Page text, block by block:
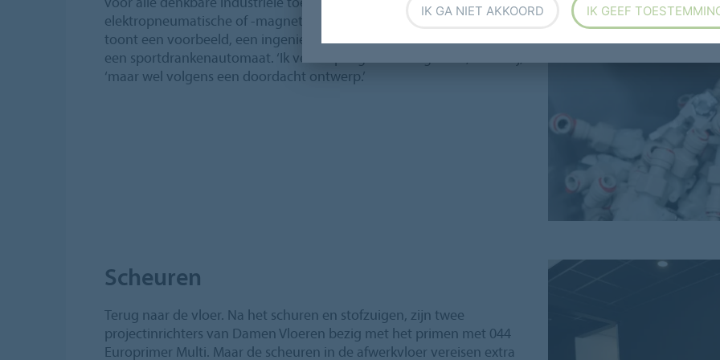
elektropneumatische of -magnetische ventielen in installaties. Klaas
toont een voorbeeld, een ingenieus verdeel- en mengsysteem voor
een sportdrankenautomaat. ‘Ik verkoop tegenwoordig lucht’, lacht hij,
‘maar wel volgens een doordacht ontwerp.’
Scheuren
Terug naar de vloer. Na het schuren en stofzuigen, zijn twee
projectinrichters van Damen Vloeren bezig met het primen met 044
Europrimer Multi. Maar de scheuren in de afwerkvloer vereisen extra
IK GA NIET AKKOORD IK GEEF